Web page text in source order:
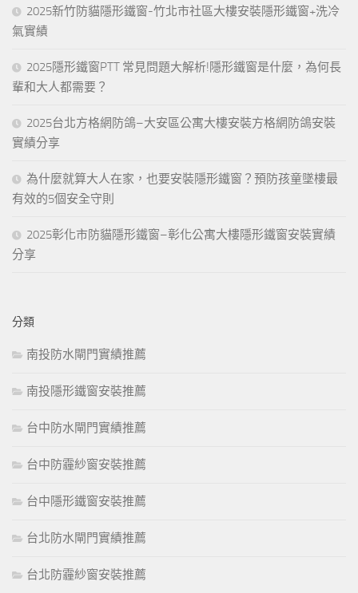
2025新竹防貓隱形鐵窗-竹北市社區大樓安裝隱形鐵窗+洗冷
氣實績
2025隱形鐵窗PTT 常見問題大解析!隱形鐵窗是什麼，為何長
輩和大人都需要？
2025台北方格網防鴿–大安區公寓大樓安裝方格網防鴿安裝
實績分享
為什麼就算大人在家，也要安裝隱形鐵窗？預防孩童墜樓最
有效的5個安全守則
2025彰化市防貓隱形鐵窗–彰化公寓大樓隱形鐵窗安裝實績
分享
分類
南投防水閘門實績推薦
南投隱形鐵窗安裝推薦
台中防水閘門實績推薦
台中防霾紗窗安裝推薦
台中隱形鐵窗安裝推薦
台北防水閘門實績推薦
台北防霾紗窗安裝推薦